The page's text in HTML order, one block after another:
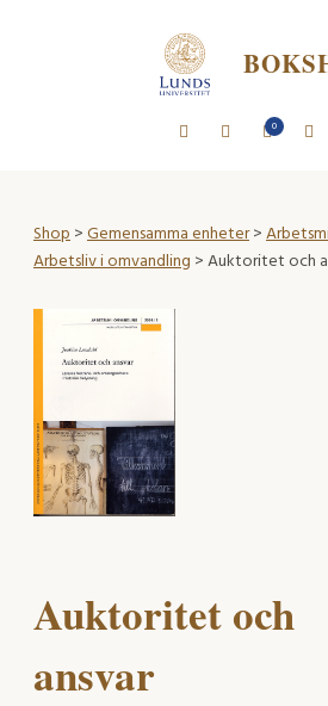
0
Shop>Gemensamma enheter>
Arbetsliv i omvandling > Auktoritet och
Auktoritet och
ansvar